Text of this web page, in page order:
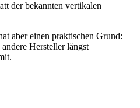
der bekannten vertikalen
aber einen praktischen Grund:
Hersteller längst